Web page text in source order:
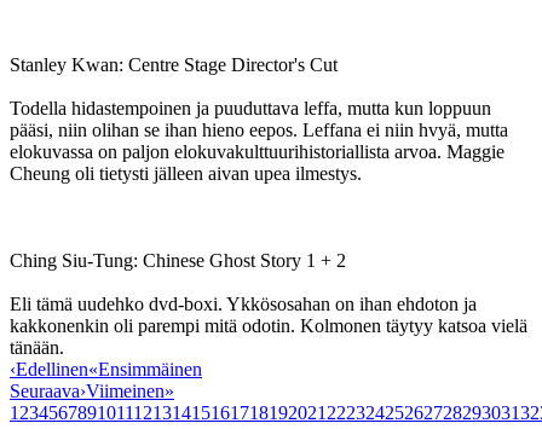
Stanley Kwan: Centre Stage Director's Cut
Todella hidastempoinen ja puuduttava leffa, mutta kun loppuun
pääsi, niin olihan se ihan hieno eepos. Leffana ei niin hvyä, mutta
elokuvassa on paljon elokuvakulttuurihistoriallista arvoa. Maggie
Cheung oli tietysti jälleen aivan upea ilmestys.
Ching Siu-Tung: Chinese Ghost Story 1 + 2
Eli tämä uudehko dvd-boxi. Ykkösosahan on ihan ehdoton ja
kakkonenkin oli parempi mitä odotin. Kolmonen täytyy katsoa vielä
tänään.
‹Edellinen«Ensimmäinen
Seuraava›Viimeinen»
1 23456789101112131415161718192021 2223242526272829303132